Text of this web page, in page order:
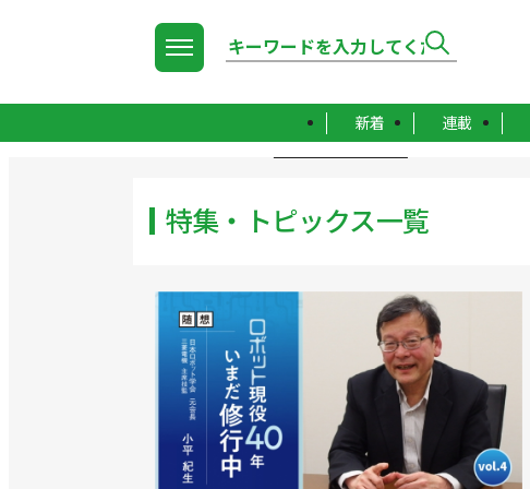
新着 連載
特集・トピックス一覧